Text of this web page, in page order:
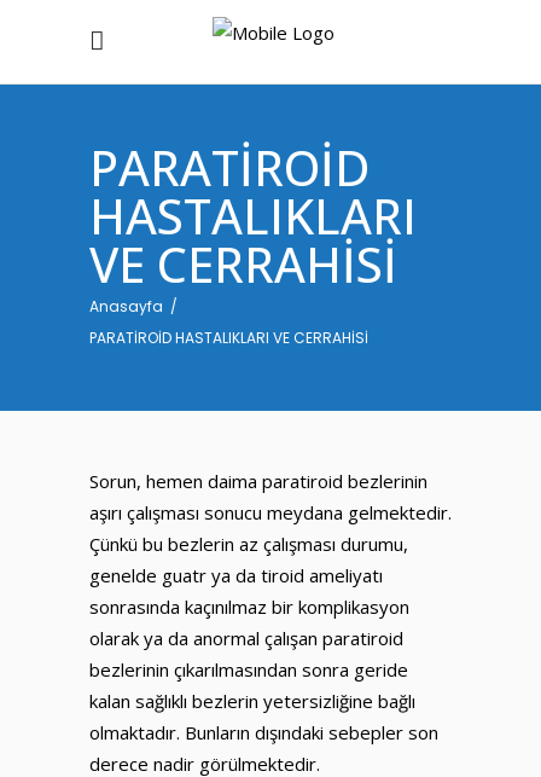
PARATİROİD
HASTALIKLARI
VE CERRAHİSİ
Anasayfa /
PARATİROİD HASTALIKLARI VE CERRAHİSİ
Sorun, hemen daima paratiroid bezlerinin
aşırı çalışması sonucu meydana gelmektedir.
Çünkü bu bezlerin az çalışması durumu,
genelde guatr ya da tiroid ameliyatı
sonrasında kaçınılmaz bir komplikasyon
olarak ya da anormal çalışan paratiroid
bezlerinin çıkarılmasından sonra geride
kalan sağlıklı bezlerin yetersizliğine bağlı
olmaktadır. Bunların dışındaki sebepler son
derece nadir görülmektedir.